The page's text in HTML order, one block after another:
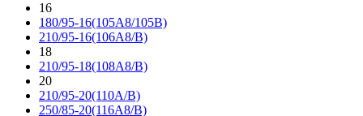
16
180/95-16(105A8/105B)
210/95-16(106A8/B)
18
210/95-18(108A8/B)
20
210/95-20(110A/B)
250/85-20(116A8/B)